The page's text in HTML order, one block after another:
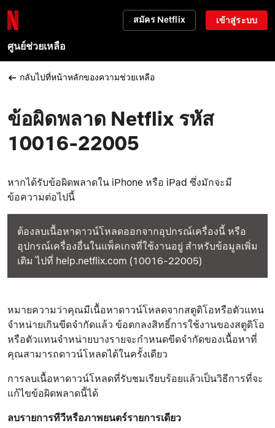
สมัคร Netflix เข้าสู่ระบบ
ศูนย์ช่วยเหลือ
กลับไปที่หน้าหลักของความช่วยเหลือ
ข้อผิดพลาด Netflix รหัส
10016-22005
หากได้รับข้อผิดพลาดใน iPhone หรือ iPad ซึ่งมักจะมี
ข้อความต่อไปนี้
ต้องลบเนื้อหาดาวน์โหลดออกจากอุปกรณ์เครื่องนี้ หรือ
อุปกรณ์เครื่องอื่นในแพ็คเกจที่ใช้งานอยู่ สำหรับข้อมูลเพิ่ม
เติม ไปที่ help.netflix.com (10016-22005)
หมายความว่าคุณมีเนื้อหาดาวน์โหลดจากสตูดิโอหรือตัวแทน
จำหน่ายเกินขีดจำกัดแล้ว ข้อตกลงสิทธิ์การใช้งานของสตูดิโอ
หรือตัวแทนจำหน่ายบางรายจะกำหนดขีดจำกัดของเนื้อหาที่
คุณสามารถดาวน์โหลดได้ในครั้งเดียว
การลบเนื้อหาดาวน์โหลดที่รับชมเรียบร้อยแล้วเป็นวิธีการที่จะ
แก้ไขข้อผิดพลาดนี้ได้
ลบรายการทีวีหรือภาพยนตร์รายการเดียว